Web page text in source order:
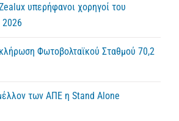
υπερήφανοι χορηγοί του
Φωτοβολταϊκού Σταθμού 70,2
των ΑΠΕ η Stand Alone